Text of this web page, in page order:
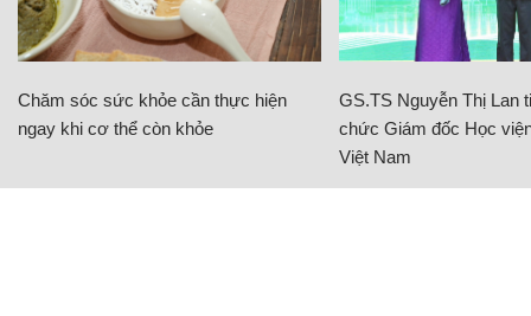
Chăm sóc sức khỏe cần thực hiện
ngay khi cơ thể còn khỏe
GS.TS Nguyễn Thị Lan
chức Giám đốc Học
Việt Nam